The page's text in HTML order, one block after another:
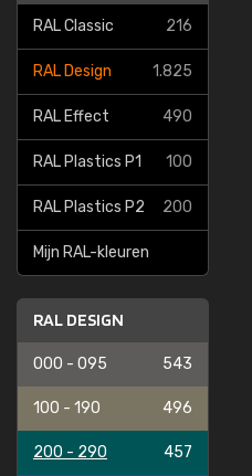
RAL Classic 216
RAL Design 1.825
RAL Effect 490
RAL Plastics P1 100
RAL Plastics P2 200
Mijn RAL-kleuren
RAL DESIGN
000 - 095 543
100 - 190 496
200 - 290 457